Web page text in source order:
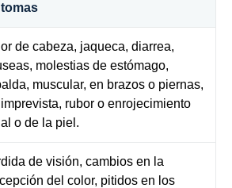
de cabeza, jaqueca, diarrea,
molestias de estómago,
muscular, en brazos o piernas,
rubor o enrojecimiento
o de la piel.
de visión, cambios en la
del color, pitidos en los